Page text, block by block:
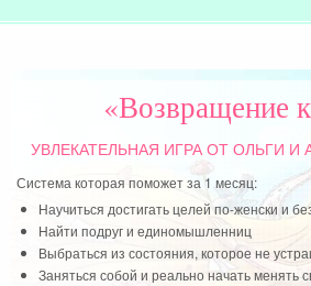
Читать далее »
«Возвращение
УВЛЕКАТЕЛЬНАЯ ИГРАОТ ОЛЬГИ И
Система которая поможет за 1 месяц:
Научиться достигать целей по-женски и
Найти подруг и единомышленниц
Выбраться из состояния, которое не
Заняться собой и реально начать менять